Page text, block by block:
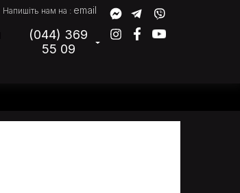
Напишіть нам на : email
(044) 369
55 09